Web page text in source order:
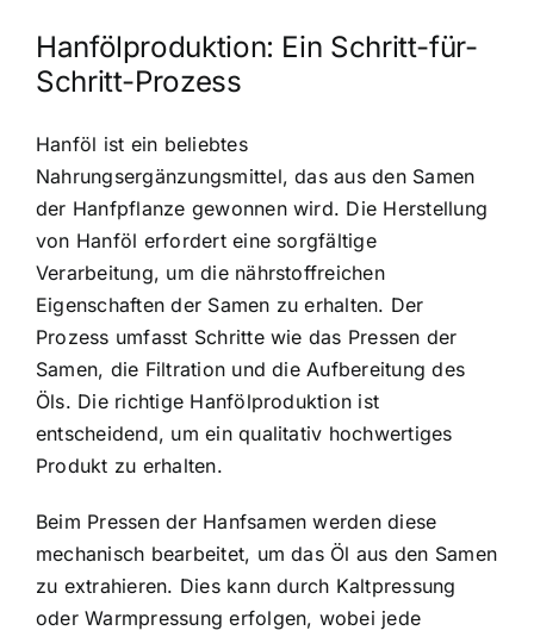
Hanfölproduktion: Ein Schritt-für-
Schritt-Prozess
Hanföl ist ein beliebtes
Nahrungsergänzungsmittel, das aus den Samen
der Hanfpflanze gewonnen wird. Die Herstellung
von Hanföl erfordert eine sorgfältige
Verarbeitung, um die nährstoffreichen
Eigenschaften der Samen zu erhalten. Der
Prozess umfasst Schritte wie das Pressen der
Samen, die Filtration und die Aufbereitung des
Öls. Die richtige Hanfölproduktion ist
entscheidend, um ein qualitativ hochwertiges
Produkt zu erhalten.
Beim Pressen der Hanfsamen werden diese
mechanisch bearbeitet, um das Öl aus den Samen
zu extrahieren. Dies kann durch Kaltpressung
oder Warmpressung erfolgen, wobei jede